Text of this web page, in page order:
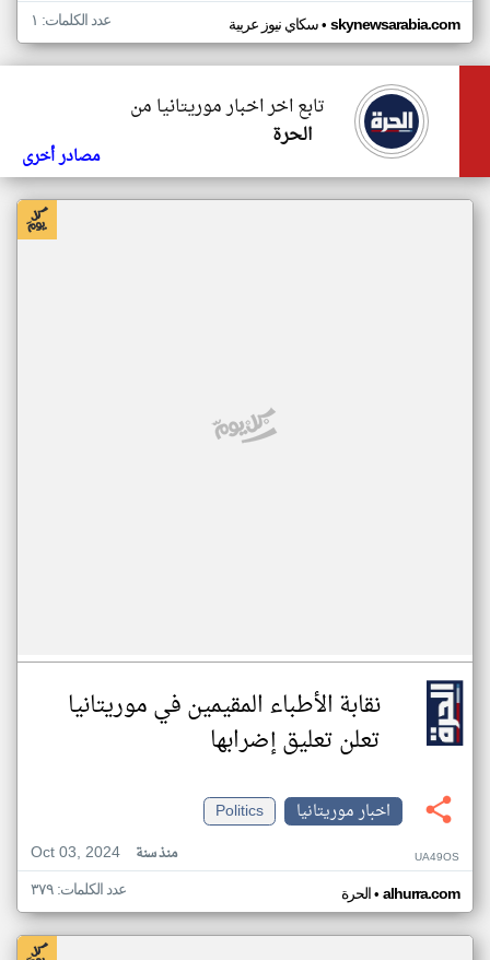
سكاي نيوز عربية• skynewsarabia.com عدد الكلمات: ١
تابع اخر اخبار موريتانيا من
الحرة
مصادر أخرى
نقابة الأطباء المقيمين في موريتانيا
تعلن تعليق إضرابها
اخبار موريتانيا
Politics
Oct 03, 2024
منذ سنة UA49OS
الحرة• alhurra.com عدد الكلمات: ٣٧٩